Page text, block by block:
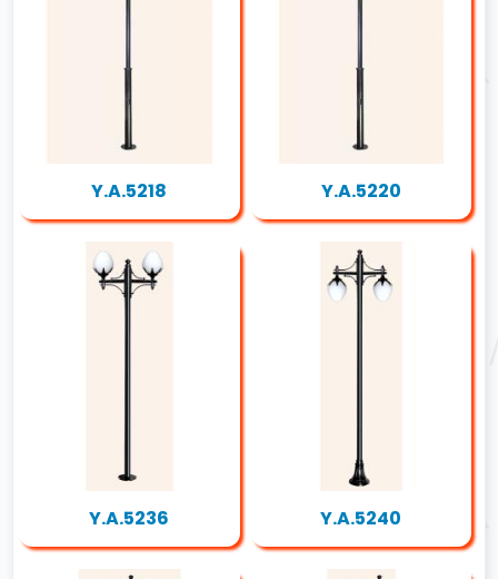
Y.A.5218 Y.A.5220
Y.A.5236 Y.A.5240